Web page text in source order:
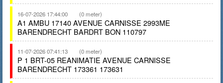
16-07-2026 17:44:00 (0 meter)
A1 AMBU 17140 AVENUE CARNISSE 2993ME
BARENDRECHT BARDRT BON 110797
11-07-2026 07:41:13 (0 meter)
P 1 BRT-05 REANIMATIE AVENUE CARNISSE
BARENDRECHT 173361 173631